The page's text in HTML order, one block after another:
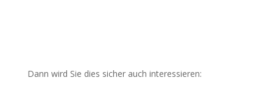
Dann wird Sie dies sicher auch interessieren: